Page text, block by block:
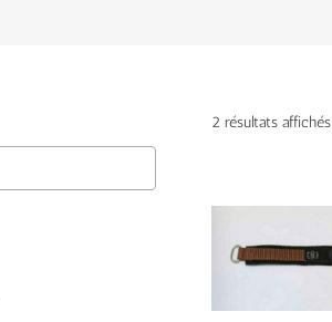
2 résultats affichés